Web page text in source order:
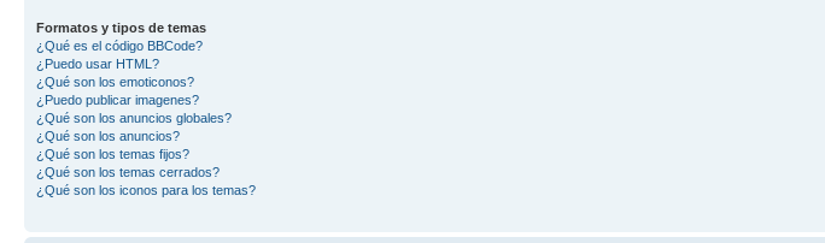
Formatos y tipos de temas
¿Qué es el código BBCode?
¿Puedo usar HTML?
¿Qué son los emoticonos?
¿Puedo publicar imagenes?
¿Qué son los anuncios globales?
¿Qué son los anuncios?
¿Qué son los temas fijos?
¿Qué son los temas cerrados?
¿Qué son los iconos para los temas?